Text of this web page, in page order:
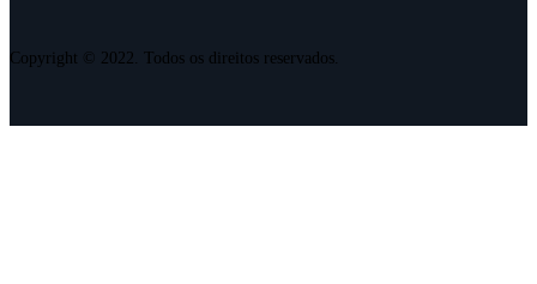
Copyright © 2022. Todos os direitos reservados.